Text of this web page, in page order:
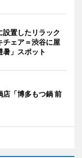
置したリラック
チェア＝渋谷に屋
暑」スポット
店「博多もつ鍋 前